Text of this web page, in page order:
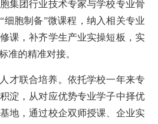
集团行业技术专家与学校专业骨
细胞制备”微课程，纳入相关专业
课，补齐学生产业实操短板，实
准的精准对接。
才联合培养。依托学校一年来专
淀，从对应优势专业学子中择优
地，通过校企双师授课、企业实